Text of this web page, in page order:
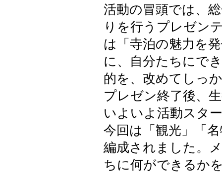
活動の冒頭では、
りを行うプレゼン
は「寺泊の魅力を
に、自分たちにで
的を、改めてしっ
プレゼン終了後、
いよいよ活動スタ
今回は「観光」「
編成されました。
ちに何ができるか